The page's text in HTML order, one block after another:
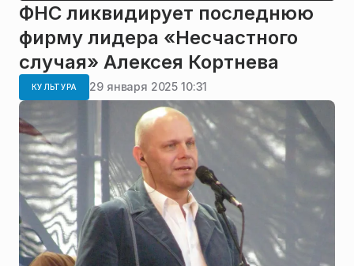
ФНС ликвидирует последнюю
фирму лидера «Несчастного
случая» Алексея Кортнева
КУЛЬТУРА 29 января 2025 10:31